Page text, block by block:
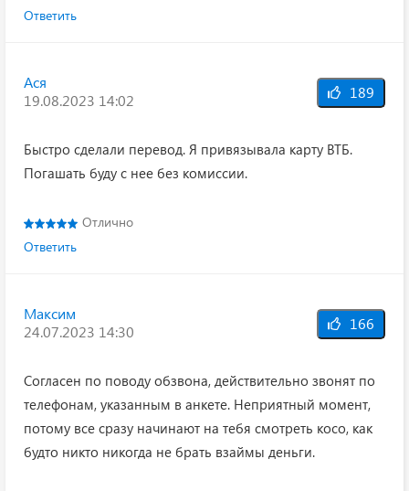
Ответить
Ася
19.08.2023 14:02
189
Быстро сделали перевод. Я привязывала карту ВТБ.
Погашать буду с нее без комиссии.
Отлично
Ответить
Максим
24.07.2023 14:30
166
Согласен по поводу обзвона, действительно звонят по
телефонам, указанным в анкете. Неприятный момент,
потому все сразу начинают на тебя смотреть косо, как
будто никто никогда не брать взаймы деньги.